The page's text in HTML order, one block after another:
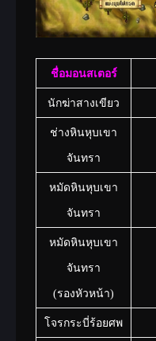
ชื่อมอนสเตอร์
นักฆ่าสางเขียว
ช่างหินหุบเขา
จันทรา
หมัดหินหุบเขา
จันทรา
หมัดหินหุบเขา
จันทรา
(รองหัวหน้า)
โจรกระบี่ร้อยศพ